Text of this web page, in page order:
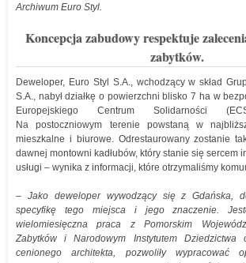
Archiwum Euro Styl.
Koncepcja zabudowy respektuje
zabytków.
Deweloper, Euro Styl S.A., wchodzący w skład
S.A., nabył działkę o powierzchni blisko 7 ha w
Europejskiego Centrum Solidarności
Na postoczniowym terenie powstaną w
mieszkalne i biurowe. Odrestaurowany zostanie
dawnej montowni kadłubów, który stanie się sercem
usługi – wynika z informacji, które otrzymaliśmy
– Jako deweloper wywodzący się z Gdańska,
specyfikę tego miejsca i jego znaczenie.
wielomiesięczna praca z Pomorskim
Zabytków i Narodowym Instytutem Dziedzictwa
cenionego architekta, pozwoliły wypracować